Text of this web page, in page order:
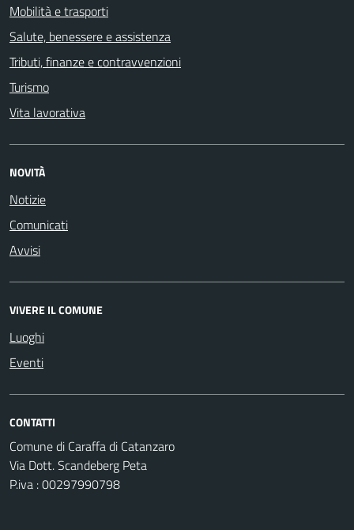
Mobilità e trasporti
Salute, benessere e assistenza
Tributi, finanze e contravvenzioni
Turismo
Vita lavorativa
NOVITÀ
Notizie
Comunicati
Avvisi
VIVERE IL COMUNE
Luoghi
Eventi
CONTATTI
Comune di Caraffa di Catanzaro
Via Dott. Scandeberg Peta
P.iva : 00297990798